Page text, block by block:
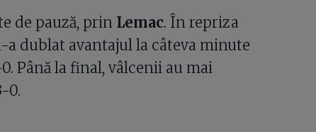
de pauză, prin Lemac. În repriza
a dublat avantajul la câteva minute
Până la final, vâlcenii au mai
0.